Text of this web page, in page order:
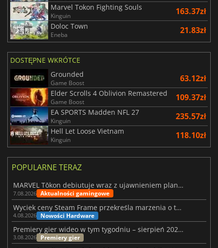
Marvel Tokon Fighting Souls
Kinguin 163.37zł
Doloc Town
Eneba 21.83zł
DOSTĘPNE WKRÓTCE
Grounded
Game Boost 63.12zł
Elder Scrolls 4 Oblivion Remastered
Game Boost 109.37zł
EA SPORTS Madden NFL 27
Kinguin 235.57zł
Hell Let Loose Vietnam
Kinguin 118.10zł
POPULARNE TERAZ
MARVEL Tōkon debiutuje wraz z ujawnieniem planu rozwoju na pierwszy rok
7.08.2026 Aktualności gamingowe
Wyciek ceny Steam Frame przekreśla marzenia o tanim zestawie VR
4.08.2026 Nowości Hardware
Premiery gier wideo w tym tygodniu – sierpień 2026 r. (32. tydzień)
3.08.2026 Premiery gier